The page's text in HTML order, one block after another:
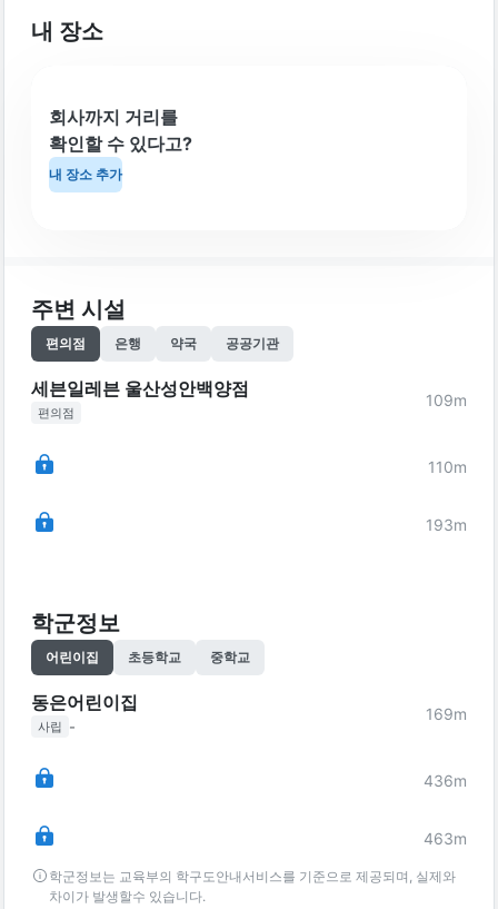
내 장소
회사까지 거리를
확인할 수 있다고?
내 장소 추가
주변 시설
편의점 은행 약국 공공기관
세븐일레븐 울산성안백양점
편의점
109m
110m
193m
학군정보
어린이집 초등학교 중학교
동은어린이집
사립 -
169m
436m
463m
학군정보는 교육부의 학구도안내서비스를 기준으로 제공되며, 실제와
차이가 발생할수 있습니다.